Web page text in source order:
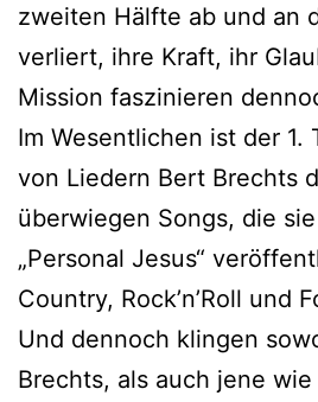
zweiten Hälfte ab und an
verliert, ihre Kraft, ihr
Mission faszinieren
Im Wesentlichen ist der 1.
von Liedern Bert Brechts
überwiegen Songs, die
„Personal Jesus“
Country, Rock’n’Roll und
Und dennoch klingen
Brechts, als auch jene